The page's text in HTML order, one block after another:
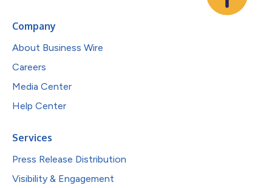
Company
About Business Wire
Careers
Media Center
Help Center
Services
Press Release Distribution
Visibility & Engagement